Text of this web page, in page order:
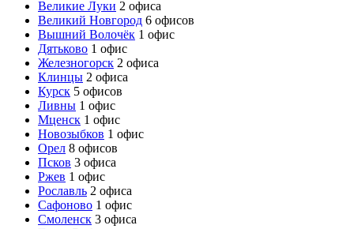
Великие Луки 2 офиса
Великий Новгород 6 офисов
Вышний Волочёк 1 офис
Дятьково 1 офис
Железногорск 2 офиса
Клинцы 2 офиса
Курск 5 офисов
Ливны 1 офис
Мценск 1 офис
Новозыбков 1 офис
Орел 8 офисов
Псков 3 офиса
Ржев 1 офис
Рославль 2 офиса
Сафоново 1 офис
Смоленск 3 офиса